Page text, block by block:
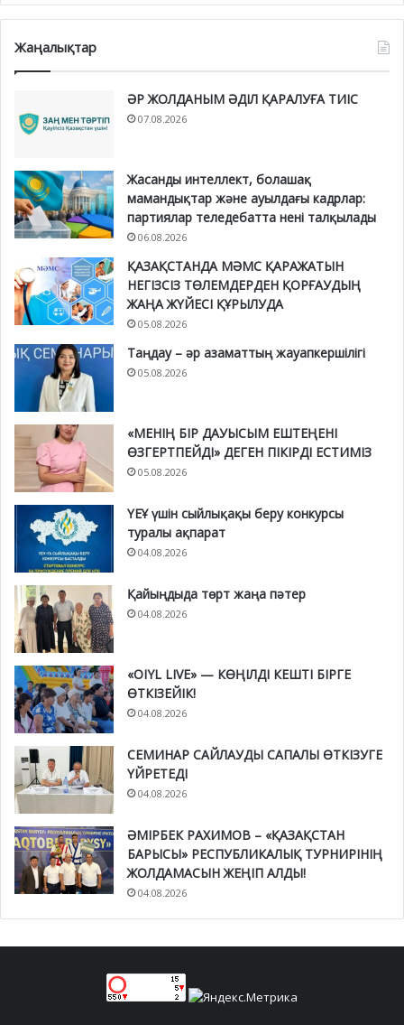
Жаңалықтар
ӘР ЖОЛДАНЫМ ӘДІЛ ҚАРАЛУҒА ТИІС
07.08.2026
Жасанды интеллект, болашақ
мамандықтар және ауылдағы кадрлар:
партиялар теледебатта нені талқылады
06.08.2026
ҚАЗАҚСТАНДА МӘМС ҚАРАЖАТЫН
НЕГІЗСІЗ ТӨЛЕМДЕРДЕН ҚОРҒАУДЫҢ
ЖАҢА ЖҮЙЕСІ ҚҰРЫЛУДА
05.08.2026
Таңдау – әр азаматтың жауапкершілігі
05.08.2026
«МЕНІҢ БІР ДАУЫСЫМ ЕШТЕҢЕНІ
ӨЗГЕРТПЕЙДІ» ДЕГЕН ПІКІРДІ ЕСТИМІЗ
05.08.2026
ҮЕҰ үшін сыйлықақы беру конкурсы
туралы ақпарат
04.08.2026
Қайыңдыда төрт жаңа пәтер
04.08.2026
«OIYL LIVE» — КӨҢІЛДІ КЕШТІ БІРГЕ
ӨТКІЗЕЙІК!
04.08.2026
СЕМИНАР САЙЛАУДЫ САПАЛЫ ӨТКІЗУГЕ
ҮЙРЕТЕДІ
04.08.2026
ӘМІРБЕК РАХИМОВ – «ҚАЗАҚСТАН
БАРЫСЫ» РЕСПУБЛИКАЛЫҚ ТУРНИРІНІҢ
ЖОЛДАМАСЫН ЖЕҢІП АЛДЫ!
04.08.2026